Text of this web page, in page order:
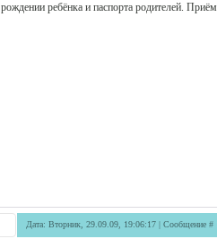
рождении ребёнка и паспорта родителей.
Дата: Вторник, 29.09.09, 19:06:17 | Сообщение #